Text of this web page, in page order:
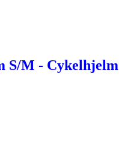
S/M - Cykelhjelm